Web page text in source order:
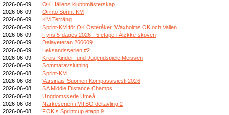
2026-06-09
OK Hällens klubbmästerskap
2026-06-09
Orinto Sprint-KM
2026-06-09
KM Terräng
2026-06-09
Sprint-KM för OK Österåker, Waxholms OK och Vallen
2026-06-09
Fyns 5-dages 2026 - 5 etape i Åløkke skoven
2026-06-09
Dalaveteran 260609
2026-06-09
Leksandsserien #2
2026-06-09
Kreis-Kinder- und Jugendspiele Meissen
2026-06-09
Sommaravslutning
2026-06-08
Sprint-KM
2026-06-08
Varsinais-Suomen Kompassiviesti 2026
2026-06-08
SA Middle Distance Champs
2026-06-08
Ungdomsserie Umeå
2026-06-08
Närkeserien i MTBO deltävling 2
2026-06-08
FOK:s Sprintcup etapp 9